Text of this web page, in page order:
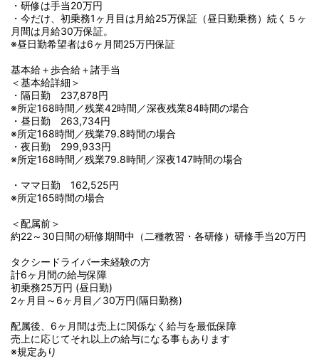
・研修は手当20万円
・今だけ、初乗務1ヶ月目は月給25万保証（昼日勤乗務）続く５ヶ
月間は月給30万保証。
※昼日勤希望者は6ヶ月間25万円保証
基本給＋歩合給＋諸手当
＜基本給詳細＞
・隔日勤 237,878円
※所定168時間／残業42時間／深夜残業84時間の場合
・昼日勤 263,734円
※所定168時間／残業79.8時間の場合
・夜日勤 299,933円
※所定168時間／残業79.8時間／深夜147時間の場合
・ママ日勤 162,525円
※所定165時間の場合
＜配属前＞
約22～30日間の研修期間中（二種教習・各研修）研修手当20万円
タクシードライバー未経験の方
計6ヶ月間の給与保障
初乗務25万円 (昼日勤)
2ヶ月目～6ヶ月目／30万円(隔日勤務)
配属後、6ヶ月間は売上に関係なく給与を最低保障
売上に応じてそれ以上の給与になる事もあります
※規定あり